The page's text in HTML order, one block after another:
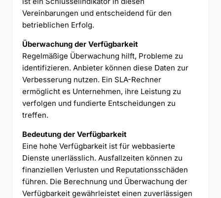
Vereinbarungen und entscheidend für den
betrieblichen Erfolg.
Überwachung der Verfügbarkeit
Regelmäßige Überwachung hilft, Probleme zu
identifizieren. Anbieter können diese Daten zur
Verbesserung nutzen. Ein SLA-Rechner
ermöglicht es Unternehmen, ihre Leistung zu
verfolgen und fundierte Entscheidungen zu
treffen.
Bedeutung der Verfügbarkeit
Eine hohe Verfügbarkeit ist für webbasierte
Dienste unerlässlich. Ausfallzeiten können zu
finanziellen Verlusten und Reputationsschäden
führen. Die Berechnung und Überwachung der
Verfügbarkeit gewährleistet einen zuverlässigen